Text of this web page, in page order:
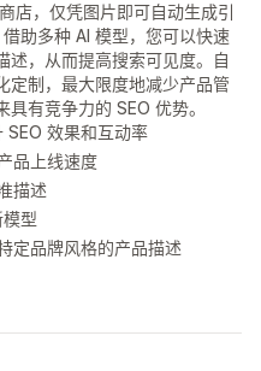
店，仅凭图片即可自动生成引
助多种 AI 模型，您可以快速
述，从而提高搜索可见度。自
定制，最大限度地减少产品管
有竞争力的 SEO 优势。
SEO 效果和互动率
品上线速度
描述
型
定品牌风格的产品描述